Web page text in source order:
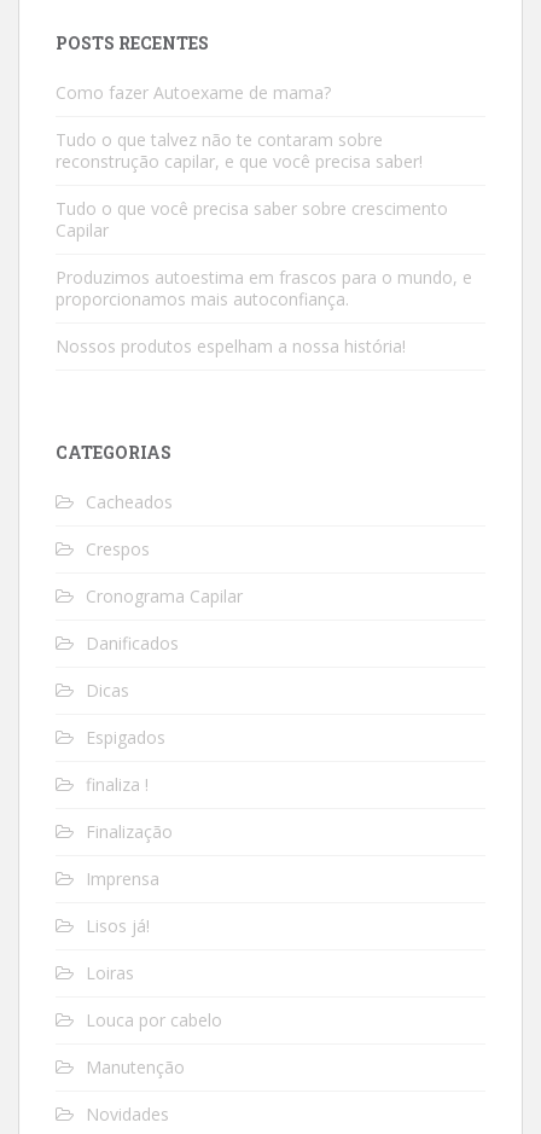
POSTS RECENTES
Como fazer Autoexame de mama?
Tudo o que talvez não te contaram sobre
reconstrução capilar, e que você precisa saber!
Tudo o que você precisa saber sobre crescimento
Capilar
Produzimos autoestima em frascos para o mundo, e
proporcionamos mais autoconfiança.
Nossos produtos espelham a nossa história!
CATEGORIAS
Cacheados
Crespos
Cronograma Capilar
Danificados
Dicas
Espigados
finaliza !
Finalização
Imprensa
Lisos já!
Loiras
Louca por cabelo
Manutenção
Novidades